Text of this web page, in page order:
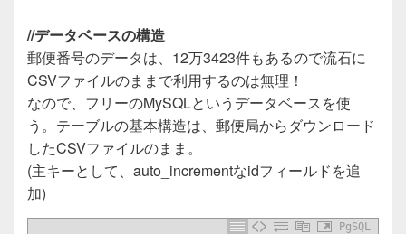
//データベースの構造
郵便番号のデータは、12万3423件もあるので流石に
CSVファイルのままで利用するのは無理！
なので、フリーのMySQLというデータベースを使
う。テーブルの基本構造は、郵便局からダウンロード
したCSVファイルのまま。
(主キーとして、auto_incrementなidフィールドを追
加)
PgSQL